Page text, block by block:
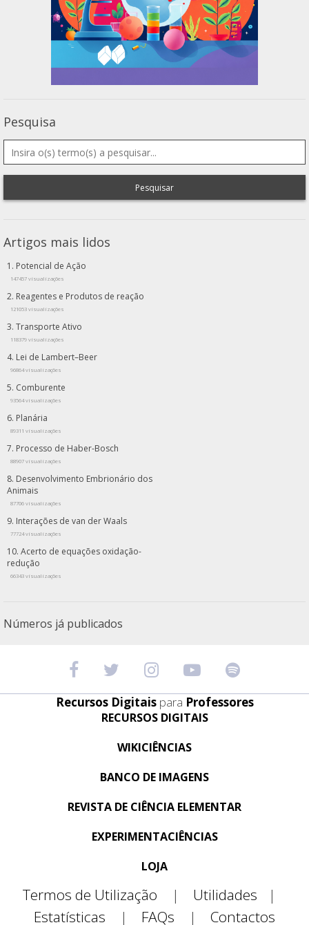
Pesquisa
Pesquisar
Artigos mais lidos
Potencial de Ação
147457 visualizações
Reagentes e Produtos de reação
121053 visualizações
Transporte Ativo
118379 visualizações
Lei de Lambert–Beer
96864 visualizações
Comburente
93564 visualizações
Planária
89311 visualizações
Processo de Haber-Bosch
88907 visualizações
Desenvolvimento Embrionário dos
Animais
87706 visualizações
Interações de van der Waals
77724 visualizações
Acerto de equações oxidação-
redução
66343 visualizações
Números já publicados
Recursos Digitais para Professores
RECURSOS DIGITAIS
WIKICIÊNCIAS
BANCO DE IMAGENS
REVISTA DE CIÊNCIA ELEMENTAR
EXPERIMENTACIÊNCIAS
LOJA
Termos de Utilização | Utilidades
|
Estatísticas
| FAQs | Contactos